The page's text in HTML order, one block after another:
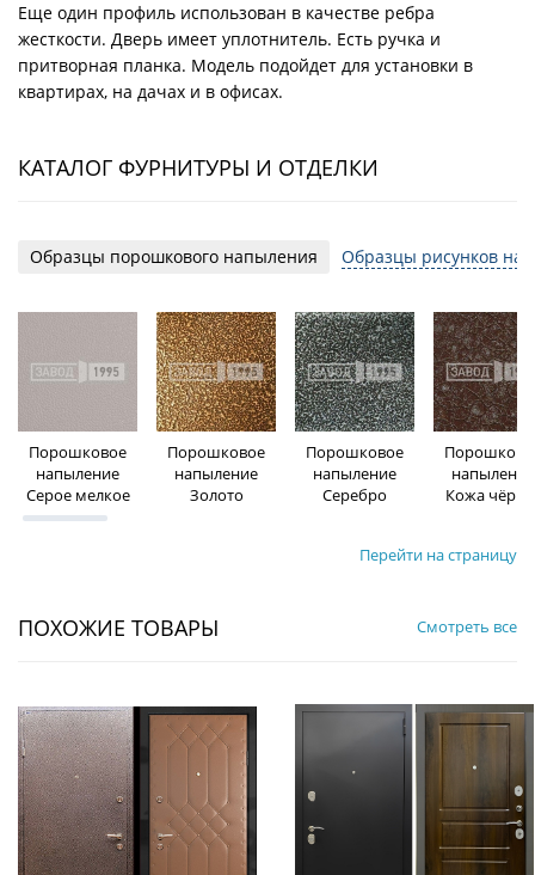
Еще один профиль использован в качестве ребра
жесткости. Дверь имеет уплотнитель. Есть ручка и
притворная планка. Модель подойдет для установки в
квартирах, на дачах и в офисах.
КАТАЛОГ ФУРНИТУРЫ И ОТДЕЛКИ
Образцы порошкового напыления Образцы рисунков на
Порошковое
напыление
Серое мелкое
Порошковое
напыление
Золото
Порошковое
напыление
Серебро
напыление
Кожа
Перейти на страницу
ПОХОЖИЕ ТОВАРЫ Смотреть все